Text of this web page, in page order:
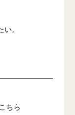
。
ちら